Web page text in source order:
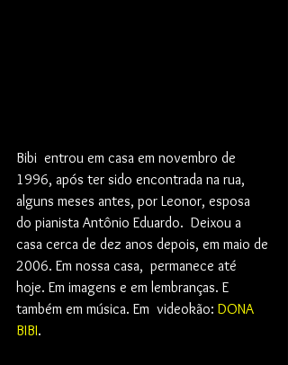
Bibi  entrou em casa em novembro de
1996, após ter sido encontrada na rua,
alguns meses antes, por Leonor, esposa
do pianista Antônio Eduardo.  Deixou a
casa cerca de dez anos depois, em maio de
2006. Em nossa casa,  permanece até
hoje. Em imagens e em lembranças. E
também em música. Em  videokão: DONA
BIBI.